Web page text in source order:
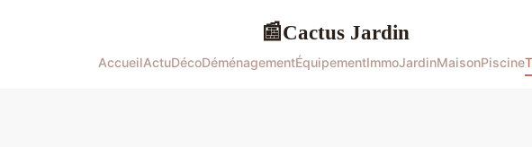
📰Cactus Jardin
AccueilActuDécoDéménagementÉquipementImmoJardinMaisonPiscine